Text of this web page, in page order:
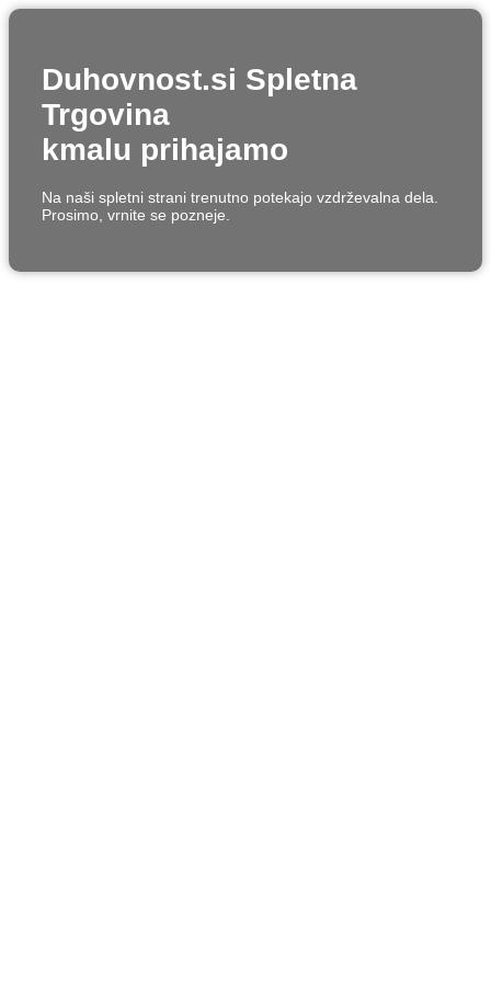
Duhovnost.si Spletna
Trgovina
kmalu prihajamo
Na naši spletni strani trenutno potekajo vzdrževalna dela.
Prosimo, vrnite se pozneje.